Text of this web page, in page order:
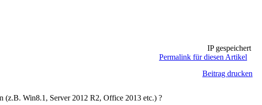
IP gespeichert
Permalink für diesen Artikel
Beitrag drucken
(z.B. Win8.1, Server 2012 R2, Office 2013 etc.) ?